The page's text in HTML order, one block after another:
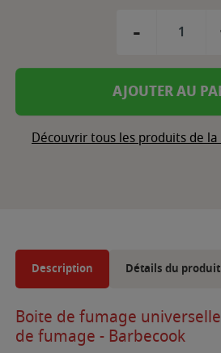
-
AJOUTER AU
Découvrir tous les produits de
Description Détails du produit
Boite de fumage
de fumage - Barbecook